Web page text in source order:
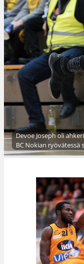
Devoe Joseph oli
BC Nokian ryövätessä